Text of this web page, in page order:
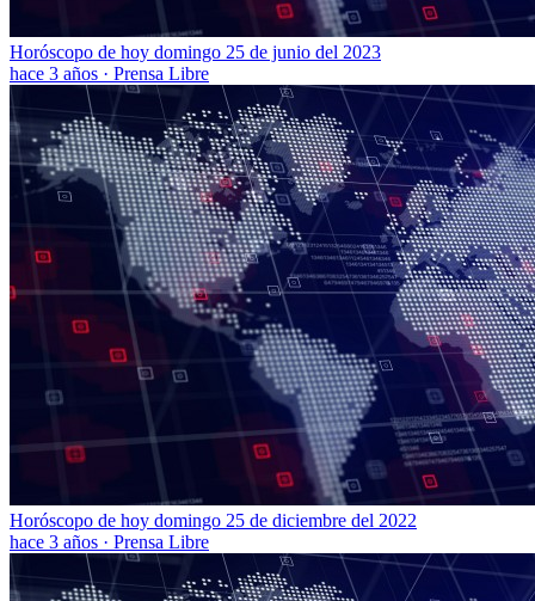
Horóscopo de hoy domingo 25 de junio del 2023
hace 3 años · Prensa Libre
Horóscopo de hoy domingo 25 de diciembre del 2022
hace 3 años · Prensa Libre